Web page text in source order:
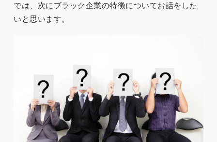
では、次にブラック企業の特徴についてお話をした
いと思います。